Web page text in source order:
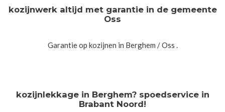
kozijnwerk altijd met garantie in de gemeente
Oss
Garantie op kozijnen in Berghem / Oss .
kozijnlekkage in Berghem? spoedservice in
Brabant Noord!